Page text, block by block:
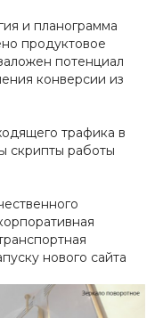
и планограмма
продуктовое
потенциал
конверсии из
трафика в
скрипты работы
нового сайта